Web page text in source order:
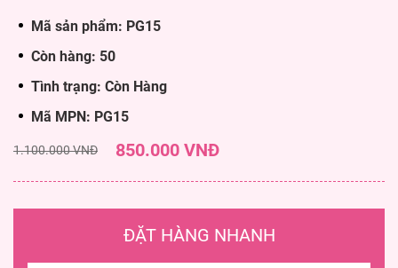
Mã sản phẩm: PG15
Còn hàng: 50
Tình trạng: Còn Hàng
Mã MPN: PG15
1.100.000 VNĐ 850.000 VNĐ
ĐẶT HÀNG NHANH